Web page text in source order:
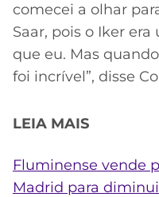
comecei a olhar
Saar, pois o Iker
que eu. Mas
foi incrível”, disse
LEIA MAIS
Fluminense vende
Madrid para